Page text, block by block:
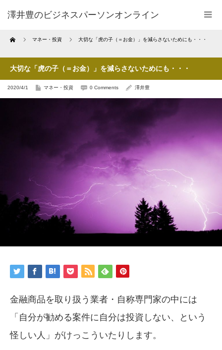
澤井豊のビジネスパーソンオンライン
Home マネー・投資 大切な「虎の子（＝お金）」を減らさないためにも・・・
大切な「虎の子（＝お金）」を減らさないためにも・・・
2020/4/1 マネー・投資 0 Comments 澤井豊
金融商品を取り扱う業者・自称専門家の中には
「自分が勧める案件に自分は投資しない、という
怪しい人」がけっこういたりします。